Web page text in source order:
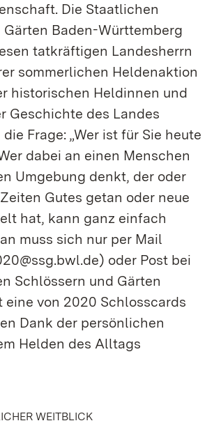
Die Staatlichen
Gärten Baden-Württemberg
tatkräftigen Landesherrn
sommerlichen Heldenaktion
historischen Heldinnen und
Geschichte des Landes
Frage: „Wer ist für Sie heute
dabei an einen Menschen
Umgebung denkt, der oder
Gutes getan oder neue
hat, kann ganz einfach
muss sich nur per Mail
oder Post bei
Schlössern und Gärten
eine von 2020 Schlosscards
Dank der persönlichen
Helden des Alltags
WEITBLICK